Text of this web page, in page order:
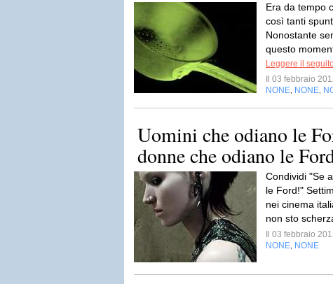
Era da tempo
così tanti
Nonostante
questo
Leggere il
Il 03 febbraio
NONE NONE
Uomini che odiano le
donne che odiano le
Condividi "Se
le Ford!"
nei cinema
non sto
Il 03 febbraio
NONE NONE